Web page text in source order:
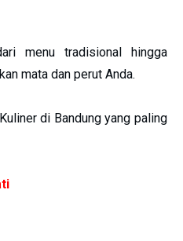
menu tradisional hingga
mata dan perut Anda.
di Bandung yang paling